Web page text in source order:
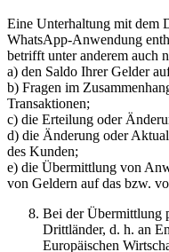
Eine Unterhaltung mit dem
WhatsApp-Anwendung
betrifft unter anderem auch
a) den Saldo Ihrer Gelder
b) Fragen im
Transaktionen;
c) die Erteilung oder
d) die Änderung oder
des Kunden;
e) die Übermittlung von
von Geldern auf das bzw.
Bei der Übermittlung
Drittländer, d. h. an
Europäischen